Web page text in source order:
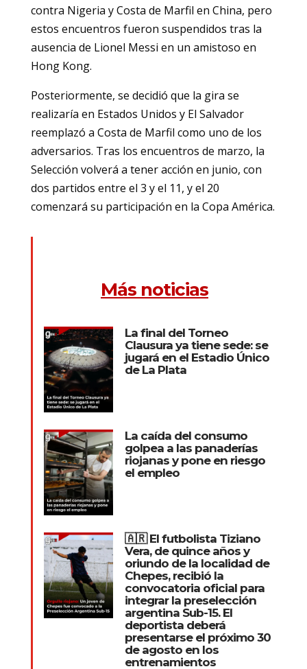
contra Nigeria y Costa de Marfil en China, pero
estos encuentros fueron suspendidos tras la
ausencia de Lionel Messi en un amistoso en
Hong Kong.
Posteriormente, se decidió que la gira se
realizaría en Estados Unidos y El Salvador
reemplazó a Costa de Marfil como uno de los
adversarios. Tras los encuentros de marzo, la
Selección volverá a tener acción en junio, con
dos partidos entre el 3 y el 11, y el 20
comenzará su participación en la Copa América.
Más noticias
La final del Torneo
Clausura ya tiene sede: se
jugará en el Estadio Único
de La Plata
La caída del consumo
golpea a las panaderías
riojanas y pone en riesgo
el empleo
🇦🇷 El futbolista Tiziano
Vera, de quince años y
oriundo de la localidad de
Chepes, recibió la
convocatoria oficial para
integrar la preselección
argentina Sub-15. El
deportista deberá
presentarse el próximo 30
de agosto en los
entrenamientos